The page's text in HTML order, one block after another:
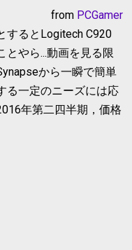
from PCGamer
するとLogitech C920
とやら...動画を見る限
から一瞬で簡単
る一定のニーズには応
年第二四半期，価格